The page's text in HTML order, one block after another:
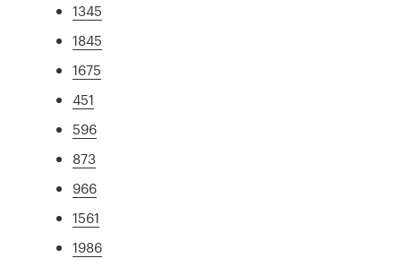
1345
1845
1675
451
596
873
966
1561
1986